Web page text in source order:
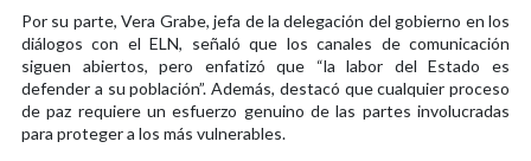
Por su parte, Vera Grabe, jefa de la delegación del gobierno en los
diálogos con el ELN, señaló que los canales de comunicación
siguen abiertos, pero enfatizó que “la labor del Estado es
defender a su población”. Además, destacó que cualquier proceso
de paz requiere un esfuerzo genuino de las partes involucradas
para proteger a los más vulnerables.